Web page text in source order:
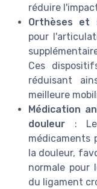
réduire
Orthèses et
pour
Ces
réduisant
meilleure
Médication
douleur : Le
médicaments
la douleur,
normale pour
du ligament